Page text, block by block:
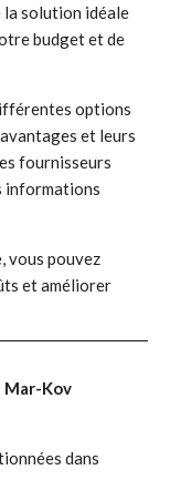
la solution idéale
budget et de
options
et leurs
fournisseurs
informations
vous pouvez
et améliorer
Mar-Kov
dans